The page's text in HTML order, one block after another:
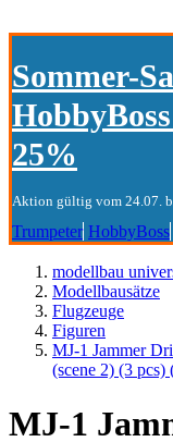
Sommer-
25%
Aktion gültig vom 24.07.
Trumpeter HobbyBoss
modellbau
Modellbausätze
Flugzeuge
Figuren
MJ-1 Jammer
(scene 2) (3 pcs)
MJ-1